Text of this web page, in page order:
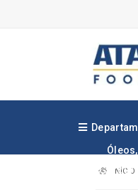
Óleos,
INÍCIO